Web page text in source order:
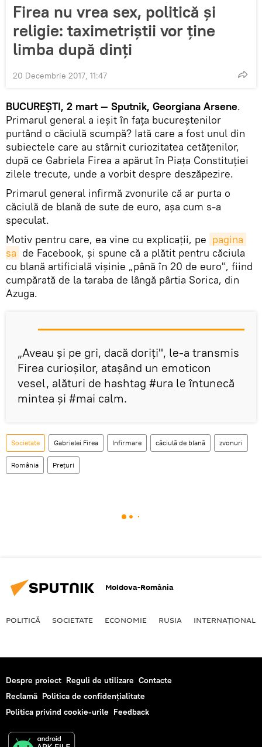
Firea nu vrea sex, politică și
religie: taximetriștii vor ține
limba după dinți
20 Decembrie 2017, 11:47
BUCUREŞTI, 2 mart — Sputnik, Georgiana Arsene.
Primarul general a ieşit în faţa bucureştenilor
purtând o căciulă scumpă? Iată care a fost unul din
subiectele care au stârnit curiozitatea cetăţenilor,
după ce Gabriela Firea a apărut în Piaţa Constituţiei
zilele trecute, unde a vorbit despre deszăpezire.
Primarul general infirmă zvonurile că ar purta o
căciulă de blană de sute de euro, aşa cum s-a
speculat.
Motiv pentru care, ea vine cu explicaţii, pe pagina
sa de Facebook, şi spune că a plătit pentru căciula
cu blană artificială vişinie „până în 20 de euro", fiind
cumpărată de la taraba de lângă pârtia Sorica, din
Azuga.
„Aveau şi pe gri, dacă doriţi", le-a transmis
Firea curioşilor, ataşând un emoticon
vesel, alături de hashtag #ura le întunecă
mintea şi #mai calm.
Societate Gabrielei Firea Infirmare căciulă de blană zvonuri
România Prețuri
Moldova-România
POLITICĂ SOCIETATE ECONOMIE RUSIA INTERNAŢIONAL
Despre proiect Reguli de utilizare Contacte
Reclamă Politica de confidențialitate
Politica privind cookie-urile Feedback